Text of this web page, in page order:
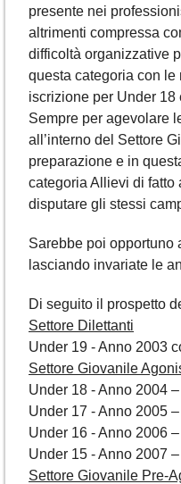
presente nei
altrimenti compressa
difficoltà organizzative
questa categoria con le
iscrizione per Under 18
Sempre per agevolare
all’interno del Settore
preparazione e in
categoria Allievi di fatto
disputare gli stessi
Sarebbe poi opportuno
lasciando invariate le
Di seguito il prospetto
Settore Dilettanti
Under 19 - Anno 2003
Settore Giovanile
Under 18 - Anno 2004
Under 17 - Anno 2005
Under 16 - Anno 2006
Under 15 - Anno 2007
Settore Giovanile Pre-